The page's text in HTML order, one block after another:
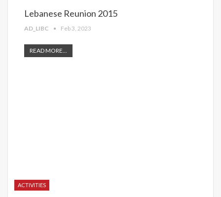
Lebanese Reunion 2015
AD_LIBC Feb 3, 2023
READ MORE...
ACTIVITIES